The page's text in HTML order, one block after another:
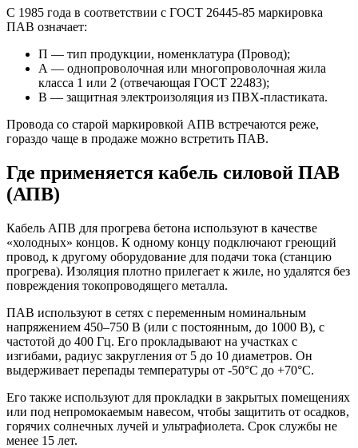
С 1985 года в соответствии с ГОСТ 26445-85 маркировка
ПАВ означает:
П — тип продукции, номенклатура (Провод);
А — однопроволочная или многопроволочная жила
класса 1 или 2 (отвечающая ГОСТ 22483);
В — защитная электроизоляция из ПВХ-пластиката.
Провода со старой маркировкой АПВ встречаются реже,
гораздо чаще в продаже можно встретить ПАВ.
Где применяется кабель силовой ПАВ
(АПВ)
Кабель АПВ для прогрева бетона используют в качестве
«холодных» концов. К одному концу подключают греющий
провод, к другому оборудование для подачи тока (станцию
прогрева). Изоляция плотно прилегает к жиле, но удалятся без
повреждения токопроводящего металла.
ПАВ используют в сетях с переменным номинальным
напряжением 450–750 В (или с постоянным, до 1000 В), с
частотой до 400 Гц. Его прокладывают на участках с
изгибами, радиус закругления от 5 до 10 диаметров. Он
выдерживает перепады температуры от -50°С до +70°С.
Его также используют для прокладки в закрытых помещениях
или под непромокаемым навесом, чтобы защитить от осадков,
горячих солнечных лучей и ультрафиолета. Срок службы не
менее 15 лет.